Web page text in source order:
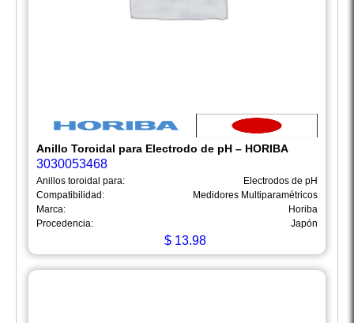
Anillo Toroidal para Electrodo de pH – HORIBA
3030053468
Anillos toroidal para:
Electrodos de pH
Compatibilidad:
Medidores Multiparamétricos
Marca:
Horiba
Procedencia:
Japón
$13.98